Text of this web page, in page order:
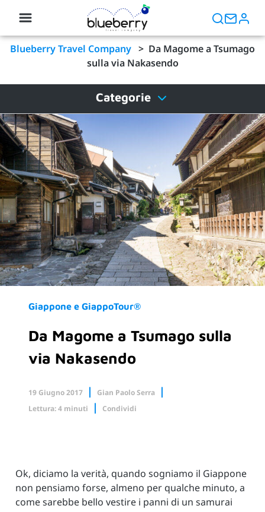
Blueberry Travel Company > Da Magome a Tsumago
sulla via Nakasendo
Categorie
Giappone e GiappoTour®
Da Magome a Tsumago sulla
via Nakasendo
19 Giugno 2017
Gian Paolo Serra
Lettura: 4 minuti
Condividi
Ok, diciamo la verità, quando sogniamo il Giappone
non pensiamo forse, almeno per qualche minuto, a
come sarebbe bello vestire i panni di un samurai